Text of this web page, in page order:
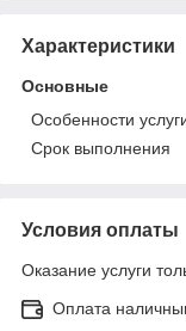
Характеристики
Основные
Особенности
Срок выполнения
Условия оплаты
Оказание услуги
Оплата